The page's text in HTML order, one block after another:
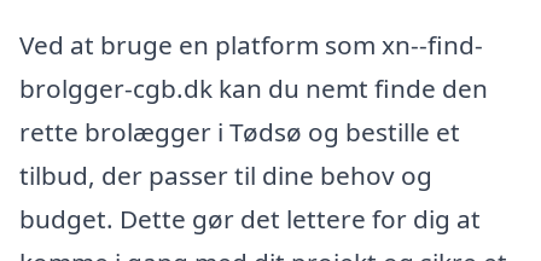
Ved at bruge en platform som xn--find-
brolgger-cgb.dk kan du nemt finde den
rette brolægger i Tødsø og bestille et
tilbud, der passer til dine behov og
budget. Dette gør det lettere for dig at